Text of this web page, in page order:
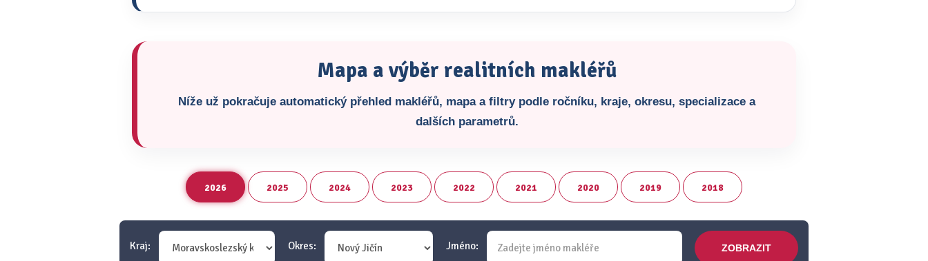
Mapa a výběr realitních makléřů
Níže už pokračuje automatický přehled makléřů, mapa a filtry podle ročníku, kraje, okresu, specializace a
dalších parametrů.
2026 2025 2024 2023 2022 2021 2020 2019 2018
Kraj: Okres: Jméno: ZOBRAZIT